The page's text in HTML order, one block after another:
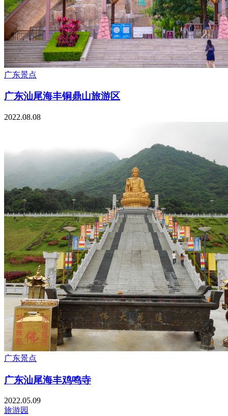
广东景点
广东汕尾海丰铜鼎山旅游区
2022.08.08
广东景点
广东汕尾海丰鸡鸣寺
2022.05.09
旅游园